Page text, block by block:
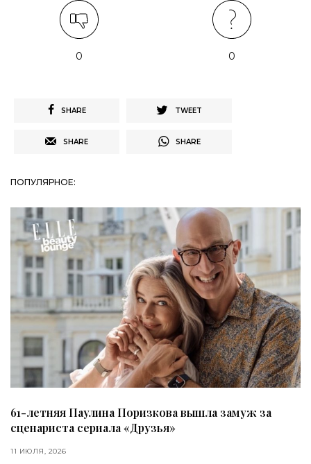
0 0
SHARE TWEET
SHARE SHARE
ПОПУЛЯРНОЕ:
61-летняя Паулина Поризкова вышла замуж за
сценариста сериала «Друзья»
11 ИЮЛЯ, 2026